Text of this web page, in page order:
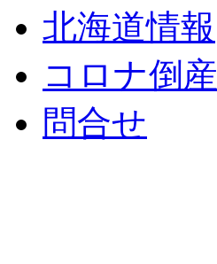
北海道情報
コロナ倒産
問合せ